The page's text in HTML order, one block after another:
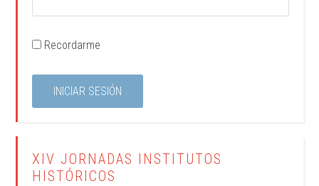
Recordarme
XIV JORNADAS INSTITUTOS
HISTÓRICOS